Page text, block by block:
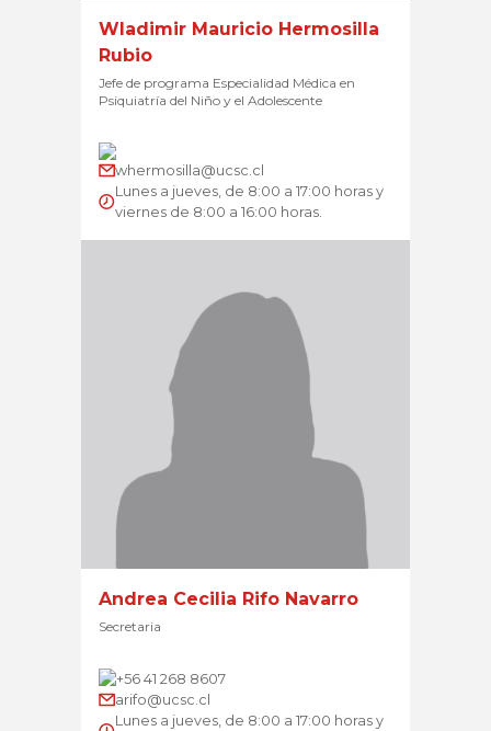
Wladimir Mauricio Hermosilla
Rubio
Jefe de programa Especialidad Médica en
Psiquiatría del Niño y el Adolescente
whermosilla@ucsc.cl
Lunes a jueves, de 8:00 a 17:00 horas y
viernes de 8:00 a 16:00 horas.
Andrea Cecilia Rifo Navarro
Secretaria
+56 41 268 8607
arifo@ucsc.cl
Lunes a jueves, de 8:00 a 17:00 horas y